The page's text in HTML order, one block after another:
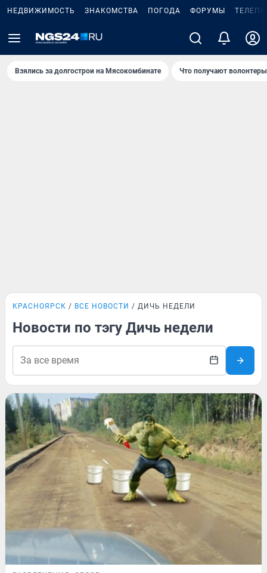
НЕДВИЖИМОСТЬ ЗНАКОМСТВА ПОГОДА ФОРУМЫ
Взялись за долгострои на Мясокомбинате Что получают
КРАСНОЯРСК ВСЕ НОВОСТИ ДИЧЬ НЕДЕЛИ
Новости по тэгу Дичь недели